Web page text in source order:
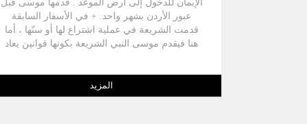
الإيمان للدخول إلى ارض الموعد . قدمها موسى قبل
عبور الأردن بشهر واحد. + في الأسفار السابقة
قدمت الشريعة في عملية اشتراع لها أو سنّها ، أما
هنا فيقدم موسى النبي الشريعة بكونها قوانين يعاد
22 : 8 ). ** أهم الشخصيات : موسى . ** أهـم
المزيد